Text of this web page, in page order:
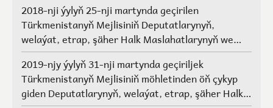
2018-nji ýylyň 25-nji martynda geçirilen
Türkmenistanyň Mejlisiniň Deputatlarynyň,
welaýat, etrap, şäher Halk Maslahatlarynyň we
Geňeşleriň agzalarynyň saýlawlary.
2019-njy ýylyň 31-nji martynda geçiriljek
Türkmenistanyň Mejlisiniň möhletinden öň çykyp
giden Deputatlarynyň, welaýat, etrap, şäher Halk